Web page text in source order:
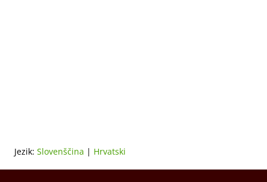
Jezik: Slovenščina | Hrvatski